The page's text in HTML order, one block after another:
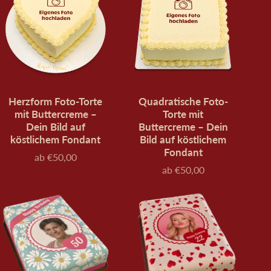
Herzform Foto-Torte
mit Buttercreme –
Dein Bild auf
köstlichem Fondant
Preis
ab €50,00
Quadratische Foto-
Torte mit
Buttercreme – Dein
Bild auf köstlichem
Fondant
Preis
ab €50,00